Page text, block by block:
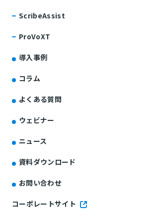
ScribeAssist
ProVoXT
導入事例
コラム
よくある質問
ウェビナー
ニュース
資料ダウンロード
お問い合わせ
コーポレートサイト